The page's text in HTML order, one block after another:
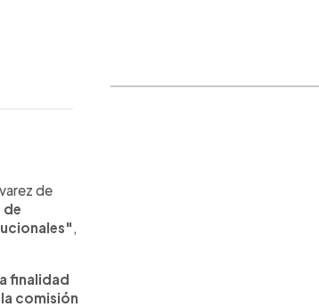
de
,
finalidad
comisión